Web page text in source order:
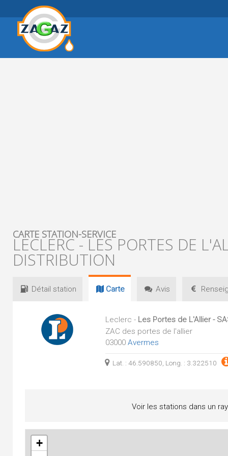
CARTE STATION-SERVICE
LECLERC - LES PORTES DE
DISTRIBUTION
Détail station Carte Avis
Leclerc - Les Portes de L'Allier -
ZAC des portes de l'allier
03000 Avermes
Lat. : 46.590850, Long. : 3.322510
Voir les stations dans un
+